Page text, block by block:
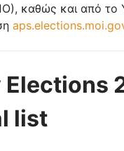
καθώς και από το
list